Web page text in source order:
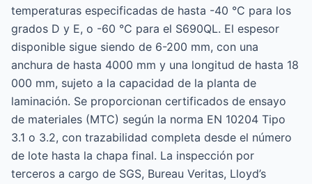
temperaturas especificadas de hasta -40 °C para los
grados D y E, o -60 °C para el S690QL. El espesor
disponible sigue siendo de 6-200 mm, con una
anchura de hasta 4000 mm y una longitud de hasta 18
000 mm, sujeto a la capacidad de la planta de
laminación. Se proporcionan certificados de ensayo
de materiales (MTC) según la norma EN 10204 Tipo
3.1 o 3.2, con trazabilidad completa desde el número
de lote hasta la chapa final. La inspección por
terceros a cargo de SGS, Bureau Veritas, Lloyd’s